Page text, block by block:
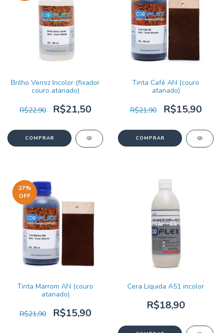
Brilho Verniz Incolor (fixador
couro atanado)
R$22,90 R$21,50
Tinta Café AN (couro
atanado)
R$21,90 R$15,90
27%
OFF
Tinta Marrom AN (couro
atanado)
R$21,90 R$15,90
Cera Liquida A51 incolor
R$18,90